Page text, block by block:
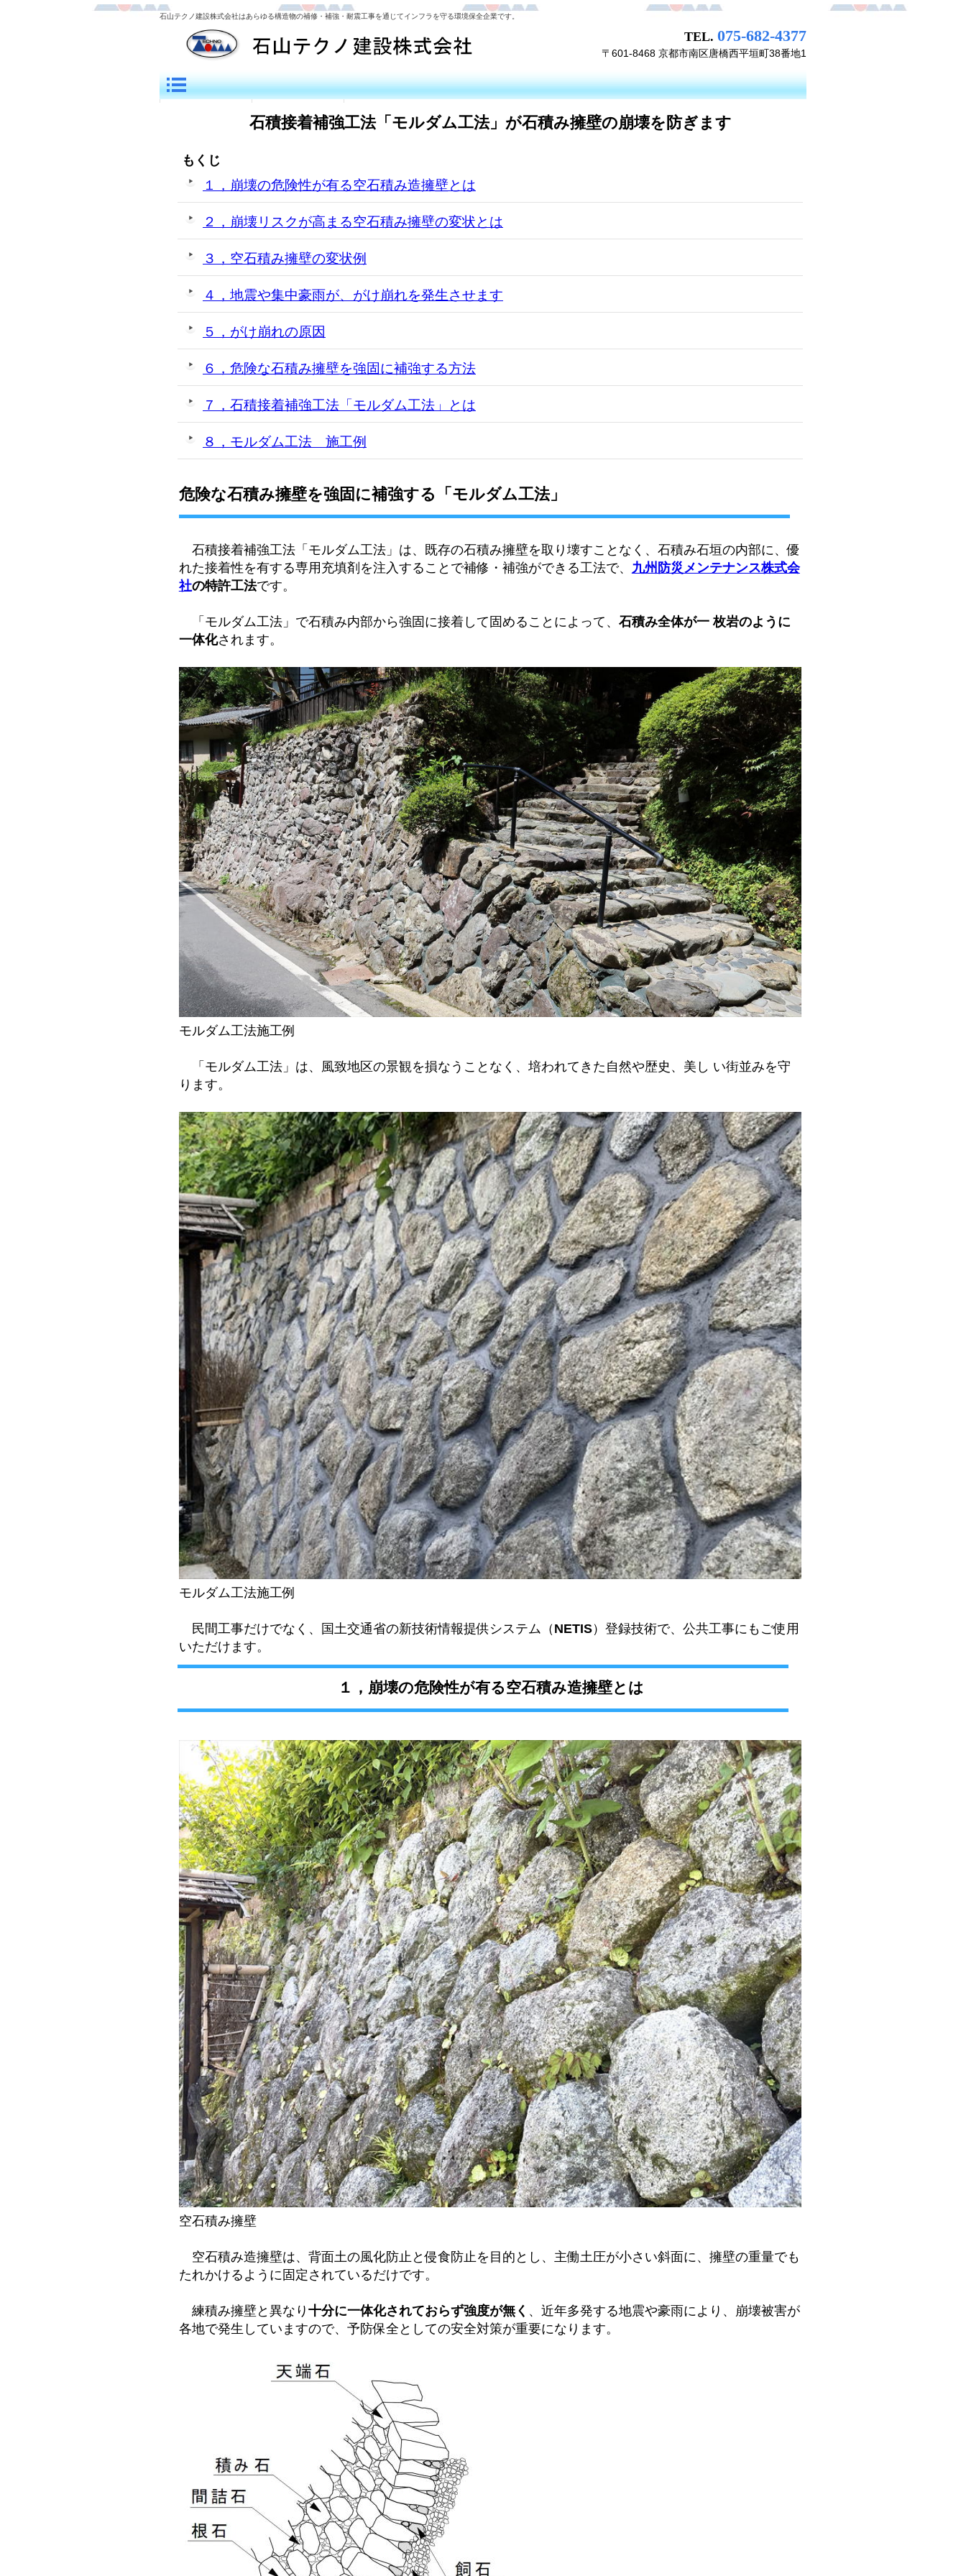
石山テクノ建設株式会社はあらゆる構造物の補修・補強・耐震工事を通じてインフラを守る環境保全企業です。
TEL. 075-682-4377
〒601-8468 京都市南区唐橋西平垣町38番地1
石積接着補強工法「モルダム工法」が石積み擁壁の崩壊を防ぎます
もくじ
１，崩壊の危険性が有る空石積み造擁壁とは
２，崩壊リスクが高まる空石積み擁壁の変状とは
３，空石積み擁壁の変状例
４，地震や集中豪雨が、がけ崩れを発生させます
５，がけ崩れの原因
６，危険な石積み擁壁を強固に補強する方法
７，石積接着補強工法「モルダム工法」とは
８，モルダム工法 施工例
危険な石積み擁壁を強固に補強する「モルダム工法」
石積接着補強工法「モルダム工法」は、既存の石積み擁壁を取り壊すことなく、石積み石垣の内部に、優
れた接着性を有する専用充填剤を注入することで補修・補強ができる工法で、 九州防災メンテナンス株式会
社の特許工法です。
「モルダム工法」で石積み内部から強固に接着して固めることによって、 石積み全体が一 枚岩のように
一体化されます。
モルダム工法施工例
「モルダム工法」は、風致地区の景観を損なうことなく、培われてきた自然や歴史、美し い街並みを守
ります。
モルダム工法施工例
民間工事だけでなく、国土交通省の新技術情報提供システム（ NETIS）登録技術で、公共工事にもご使用
いただけます。
１，崩壊の危険性が有る空石積み造擁壁とは
空石積み擁壁
空石積み造擁壁は、背面土の風化防止と侵食防止を目的とし、主働土圧が小さい斜面に、擁壁の重量でも
たれかけるように固定されているだけです。
練積み擁壁と異なり 十分に一体化されておらず強度が無く 、近年多発する地震や豪雨により、崩壊被害が
各地で発生していますので、予防保全としての安全対策が重要になります。
HOME PAGE